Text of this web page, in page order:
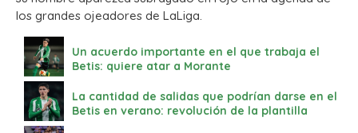
los grandes ojeadores de LaLiga.
Un acuerdo importante en el que trabaja el
Betis: quiere atar a Morante
La cantidad de salidas que podrían darse en el
Betis en verano: revolución de la plantilla